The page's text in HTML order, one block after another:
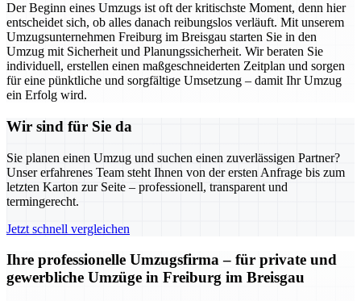
Der Beginn eines Umzugs ist oft der kritischste Moment, denn hier
entscheidet sich, ob alles danach reibungslos verläuft. Mit unserem
Umzugsunternehmen Freiburg im Breisgau starten Sie in den
Umzug mit Sicherheit und Planungssicherheit. Wir beraten Sie
individuell, erstellen einen maßgeschneiderten Zeitplan und sorgen
für eine pünktliche und sorgfältige Umsetzung – damit Ihr Umzug
ein Erfolg wird.
Wir sind für Sie da
Sie planen einen Umzug und suchen einen zuverlässigen Partner?
Unser erfahrenes Team steht Ihnen von der ersten Anfrage bis zum
letzten Karton zur Seite – professionell, transparent und
termingerecht.
Jetzt schnell vergleichen
Ihre professionelle Umzugsfirma – für private und
gewerbliche Umzüge in Freiburg im Breisgau